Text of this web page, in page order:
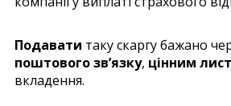
Подавати таку скаргу бажано
поштового зв’язку, цінним
вкладення.